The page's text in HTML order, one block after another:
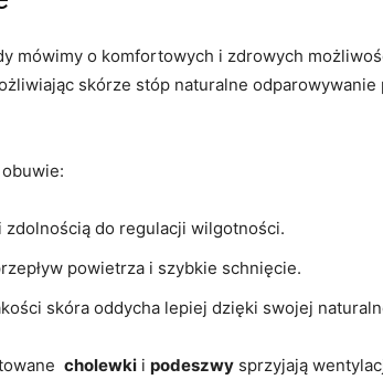
mówimy ​o komfortowych⁤ i​ zdrowych
skórze⁢ stóp‌ naturalne odparowywanie
zdolnością do regulacji wilgotności.
powietrza i ⁣szybkie schnięcie.
skóra oddycha ⁢lepiej ​dzięki swojej
cholewki i podeszwy sprzyjają​